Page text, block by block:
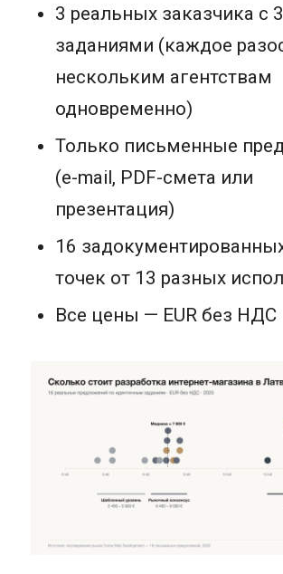
3 реальных заказчика с
заданиями (каждое
нескольким агентствам
одновременно)
Только письменные
(e-mail, PDF-смета или
презентация)
16
точек от 13 разных
Все цены — EUR без НДС